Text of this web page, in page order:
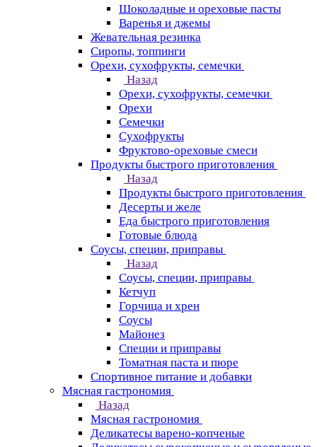
Шоколадные и ореховые пасты
Варенья и джемы
Жевательная резинка
Сиропы, топпинги
Орехи, сухофрукты, семечки
Назад
Орехи, сухофрукты, семечки
Орехи
Семечки
Сухофрукты
Фруктово-ореховые смеси
Продукты быстрого приготовления
Назад
Продукты быстрого приготовления
Десерты и желе
Еда быстрого приготовления
Готовые блюда
Соусы, специи, приправы
Назад
Соусы, специи, приправы
Кетчуп
Горчица и хрен
Соусы
Майонез
Специи и приправы
Томатная паста и пюре
Спортивное питание и добавки
Мясная гастрономия
Назад
Мясная гастрономия
Деликатесы варено-копченые